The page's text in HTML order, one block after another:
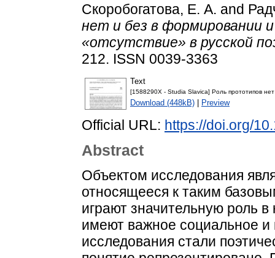
Скоробогатова, Е. А. and
нет и без в формировании
«отсутствие» в русской
212. ISSN 0039-3363
Text
[1588290X - Studia Slavica] Роль прототипов
Download (448kB) Preview
Official URL: https://doi.org/
Abstract
Объектом исследования
относящееся к таким
играют значительную роль
имеют важное социальное и
исследования стали